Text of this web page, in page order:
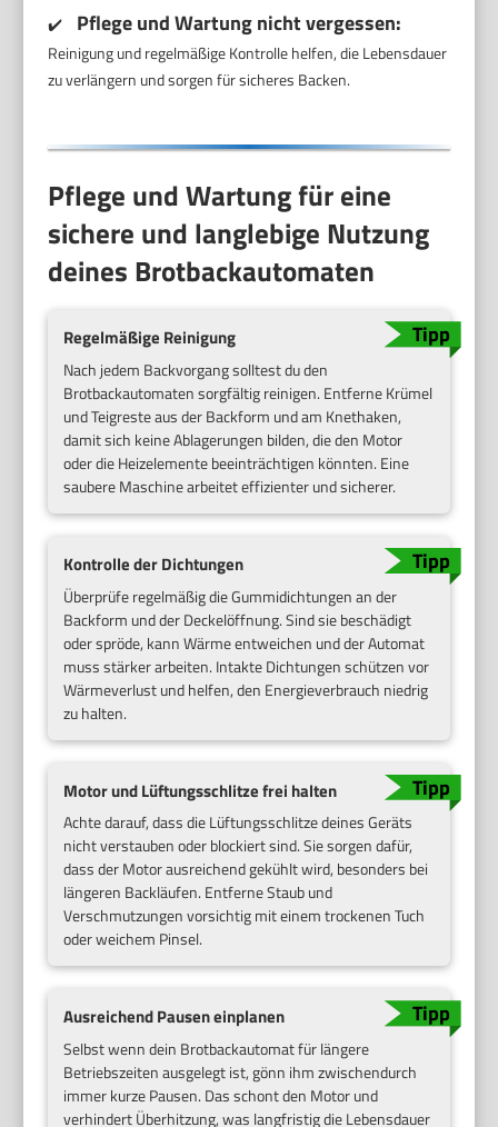
✔️ Pflege und Wartung nicht vergessen:
Reinigung und regelmäßige Kontrolle helfen, die Lebensdauer
zu verlängern und sorgen für sicheres Backen.
Pflege und Wartung für eine
sichere und langlebige Nutzung
deines Brotbackautomaten
Regelmäßige Reinigung
Nach jedem Backvorgang solltest du den
Brotbackautomaten sorgfältig reinigen. Entferne Krümel
und Teigreste aus der Backform und am Knethaken,
damit sich keine Ablagerungen bilden, die den Motor
oder die Heizelemente beeinträchtigen könnten. Eine
saubere Maschine arbeitet effizienter und sicherer.
Kontrolle der Dichtungen
Überprüfe regelmäßig die Gummidichtungen an der
Backform und der Deckelöffnung. Sind sie beschädigt
oder spröde, kann Wärme entweichen und der Automat
muss stärker arbeiten. Intakte Dichtungen schützen vor
Wärmeverlust und helfen, den Energieverbrauch niedrig
zu halten.
Motor und Lüftungsschlitze frei halten
Achte darauf, dass die Lüftungsschlitze deines Geräts
nicht verstauben oder blockiert sind. Sie sorgen dafür,
dass der Motor ausreichend gekühlt wird, besonders bei
längeren Backläufen. Entferne Staub und
Verschmutzungen vorsichtig mit einem trockenen Tuch
oder weichem Pinsel.
Ausreichend Pausen einplanen
Selbst wenn dein Brotbackautomat für längere
Betriebszeiten ausgelegt ist, gönn ihm zwischendurch
immer kurze Pausen. Das schont den Motor und
verhindert Überhitzung, was langfristig die Lebensdauer